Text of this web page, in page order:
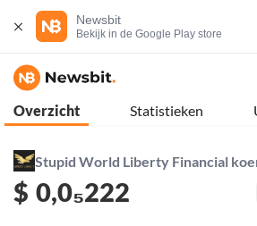
Newsbit
Bekijk in de Google Play store
Overzicht Statistieken
Stupid World Liberty Financial
$ 0,0₅222